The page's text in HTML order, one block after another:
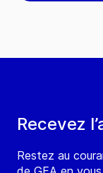
Recevez
Restez au